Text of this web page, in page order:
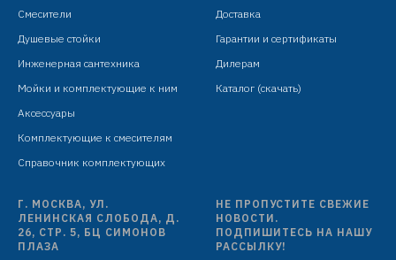
Смесители
Душевые стойки
Инженерная сантехника
Мойки и комплектующие к ним
Аксессуары
Комплектующие к смесителям
Справочник комплектующих
Доставка
Гарантии и сертификаты
Дилерам
Каталог (скачать)
Г. МОСКВА, УЛ.
ЛЕНИНСКАЯ СЛОБОДА, Д.
26, СТР. 5, БЦ СИМОНОВ
ПЛАЗА
НЕ ПРОПУСТИТЕ СВЕЖИЕ
НОВОСТИ.
ПОДПИШИТЕСЬ НА НАШУ
РАССЫЛКУ!